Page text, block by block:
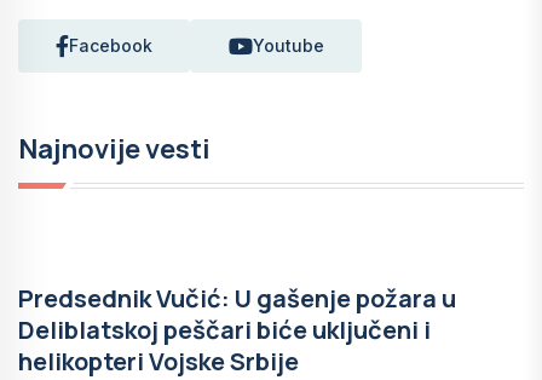
Facebook Youtube
Najnovije vesti
Predsednik Vučić: U gašenje požara u
Deliblatskoj peščari biće uključeni i
helikopteri Vojske Srbije